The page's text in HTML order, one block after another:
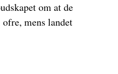
om at de
mens landet